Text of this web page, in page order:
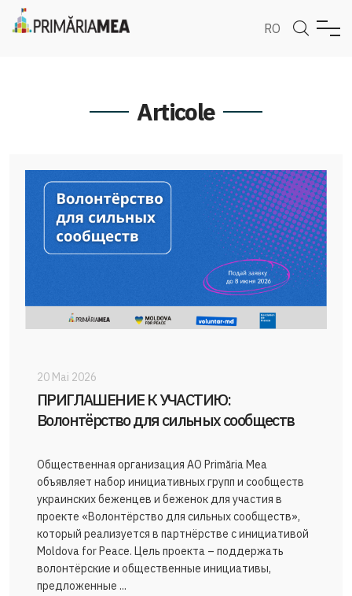
RO
Articole
20 Mai 2026
ПРИГЛАШЕНИЕ К УЧАСТИЮ:
Волонтёрство для сильных сообществ
Общественная организация AO Primăria Mea
объявляет набор инициативных групп и сообществ
украинских беженцев и беженок для участия в
проекте «Волонтёрство для сильных сообществ»,
который реализуется в партнёрстве с инициативой
Moldova for Peace. Цель проекта – поддержать
волонтёрские и общественные инициативы,
предложенные ...